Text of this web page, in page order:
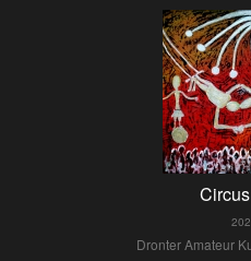
Dronter Amateur